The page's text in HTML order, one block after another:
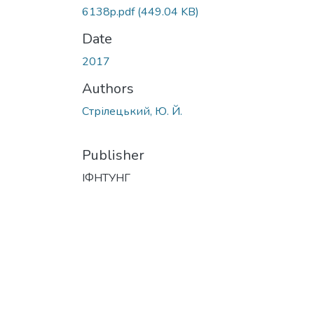
6138p.pdf(449.04 KB)
Date
2017
Authors
Стрілецький, Ю. Й.
Publisher
ІФНТУНГ